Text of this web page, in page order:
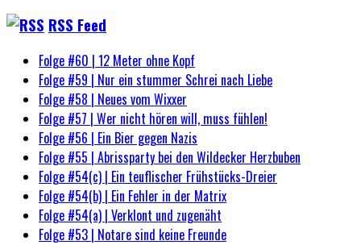
RSS Feed
Folge #60 | 12 Meter ohne Kopf
Folge #59 | Nur ein stummer Schrei nach Liebe
Folge #58 | Neues vom Wixxer
Folge #57 | Wer nicht hören will, muss fühlen!
Folge #56 | Ein Bier gegen Nazis
Folge #55 | Abrissparty bei den Wildecker Herzbuben
Folge #54(c) | Ein teuflischer Frühstücks-Dreier
Folge #54(b) | Ein Fehler in der Matrix
Folge #54(a) | Verklont und zugenäht
Folge #53 | Notare sind keine Freunde